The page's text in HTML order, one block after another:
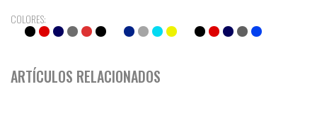
COLORES:
ARTÍCULOS RELACIONADOS